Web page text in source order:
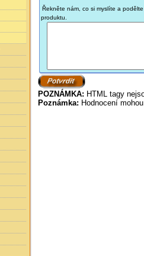
Řekněte nám, co si myslíte a
produktu.
POZNÁMKA: HTML tagy
Poznámka: Hodnocení